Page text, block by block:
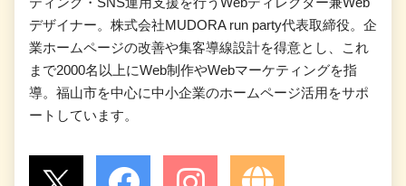
デザイナー。株式会社MUDORA run party代表取締役。企
業ホームページの改善や集客導線設計を得意とし、これ
まで2000名以上にWeb制作やWebマーケティングを指
導。福山市を中心に中小企業のホームページ活用をサポ
ートしています。